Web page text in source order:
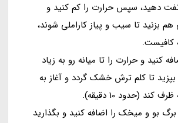
تفت دهید، سپس حرارت را کم کنید و
هم بزنید تا سیب و پیاز کاراملی شوند،
کنید و حرارت را تا میانه رو به زیاد
تا کلم ترش خشک گردد و آغاز به
(حدود 10 دقیقه).
بو و میخک را اضافه کنید و بگذارید